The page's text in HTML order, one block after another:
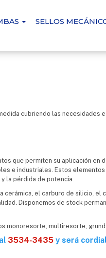
SELLOS
cubriendo las necesidades
que permiten su aplicación en
e industriales. Estos
la pérdida de potencia.
cerámica, el carburo de silicio,
Disponemos de stock
monoresorte, multiresorte,
3534-3435 y será